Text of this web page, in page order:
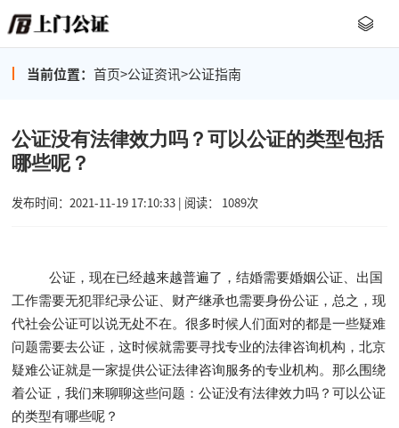
当前位置： 首页>公证资讯>公证指南
公证没有法律效力吗？可以公证的类型包括
哪些呢？
发布时间：2021-11-19 17:10:33 | 阅读： 1089次
公证，现在已经越来越普遍了，结婚需要婚姻公证、出国
工作需要无犯罪纪录公证、财产继承也需要身份公证，总之，现
代社会公证可以说无处不在。很多时候人们面对的都是一些疑难
问题需要去公证，这时候就需要寻找专业的法律咨询机构，北京
疑难公证就是一家提供公证法律咨询服务的专业机构。那么围绕
着公证，我们来聊聊这些问题：公证没有法律效力吗？可以公证
的类型有哪些呢？